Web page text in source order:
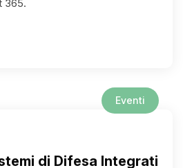
365.
Eventi
di Difesa Integrati